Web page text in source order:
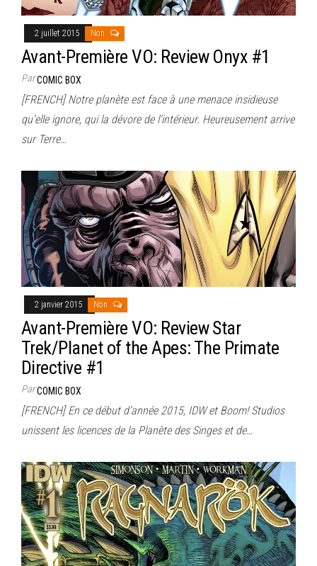
2 juillet 2015 Non
Avant-Première VO: Review Onyx #1
ParCOMIC BOX
[FRENCH] Notre planète est face à une menace insidieuse
qu’elle ignore, qui la dévore de l’intérieur. Heureusement arrive
sur Terre…
2 janvier 2015 Non
Avant-Première VO: Review Star
Trek/Planet of the Apes: The Primate
Directive #1
ParCOMIC BOX
[FRENCH] En ce début d’année 2015, IDW et Boom! Studios
unissent les licences de la Planète des Singes et de…